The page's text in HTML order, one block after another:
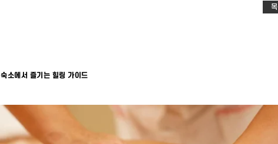
소에서 즐기는 힐링 가이드